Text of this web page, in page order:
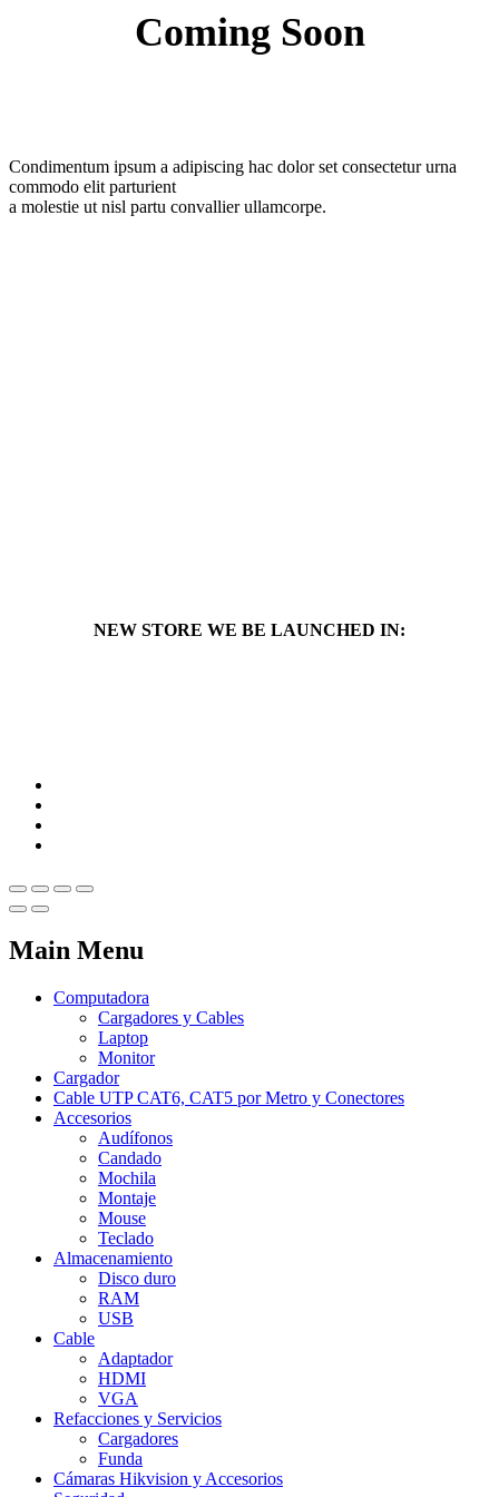
Coming Soon
Condimentum ipsum a adipiscing hac dolor set consectetur urna
commodo elit parturient
a molestie ut nisl partu convallier ullamcorpe.
NEW STORE WE BE LAUNCHED IN:
Main Menu
Computadora
Cargadores y Cables
Laptop
Monitor
Cargador
Cable UTP CAT6, CAT5 por Metro y Conectores
Accesorios
Audífonos
Candado
Mochila
Montaje
Mouse
Teclado
Almacenamiento
Disco duro
RAM
USB
Cable
Adaptador
HDMI
VGA
Refacciones y Servicios
Cargadores
Funda
Cámaras Hikvision y Accesorios